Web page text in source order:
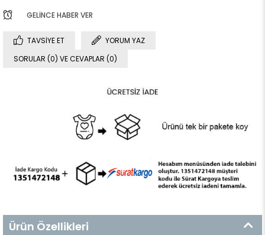
GELINCE HABER VER
TAVSIYE ET
YORUM YAZ
SORULAR (0) VE CEVAPLAR (0)
Ürün Özellikleri